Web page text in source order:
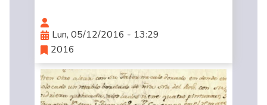
Lun, 05/12/2016 - 13:29
2016